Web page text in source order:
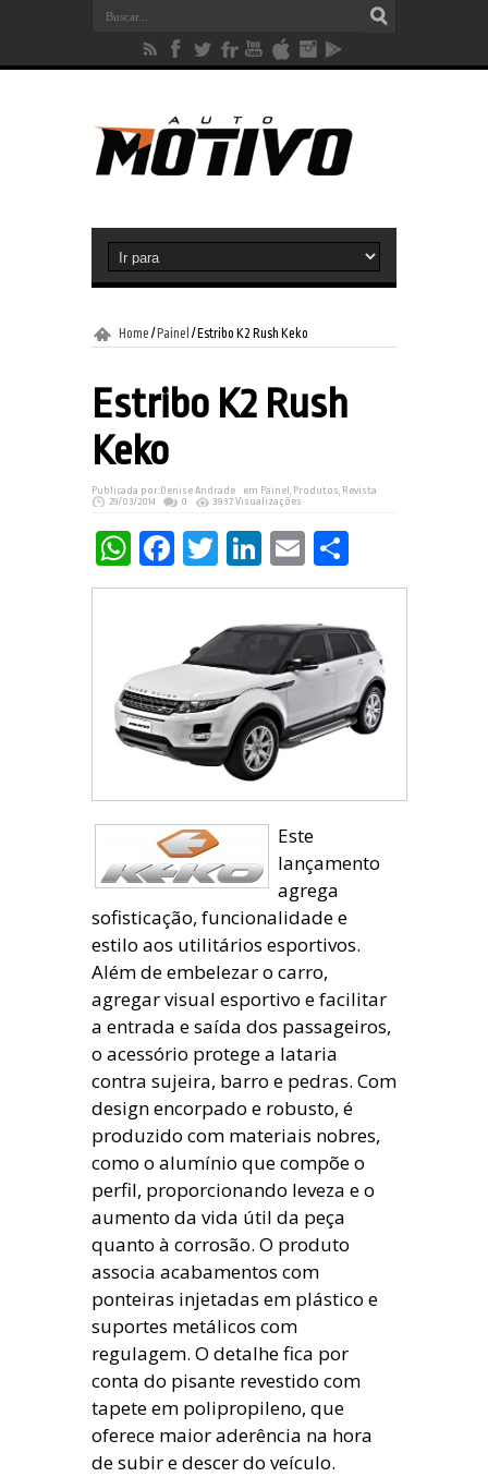
Home / Painel / Estribo K2 Rush Keko
Estribo K2 Rush
Keko
Publicada por: Denise Andrade em Painel , Produtos, Revista
29/03/2014
0 3937 Visualizações
WhatsApp
Facebook
Twitter
LinkedIn
Email
Este
lançamento
agrega
sofisticação, funcionalidade e
estilo aos utilitários esportivos.
Além de embelezar o carro,
agregar visual esportivo e facilitar
a entrada e saída dos passageiros,
o acessório protege a lataria
contra sujeira, barro e pedras. Com
design encorpado e robusto, é
produzido com materiais nobres,
como o alumínio que compõe o
perfil, proporcionando leveza e o
aumento da vida útil da peça
quanto à corrosão. O produto
associa acabamentos com
ponteiras injetadas em plástico e
suportes metálicos com
regulagem. O detalhe fica por
conta do pisante revestido com
tapete em polipropileno, que
oferece maior aderência na hora
de subir e descer do veículo.